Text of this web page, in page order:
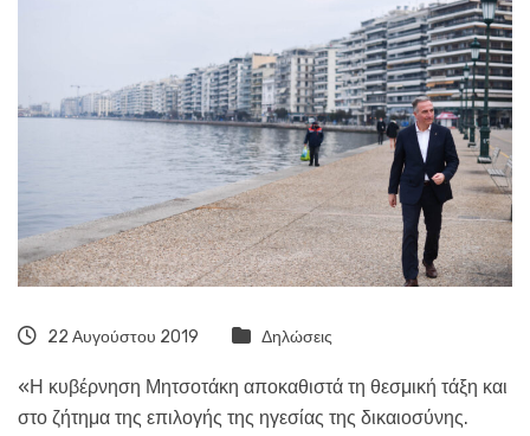
22 Αυγούστου 2019 Δηλώσεις
«Η κυβέρνηση Μητσοτάκη αποκαθιστά τη θεσμική τάξη και
στο ζήτημα της επιλογής της ηγεσίας της δικαιοσύνης.